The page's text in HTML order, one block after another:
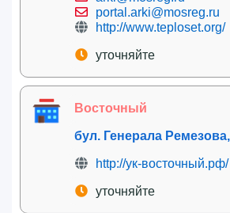
portal.arki@mosreg.ru
http://www.teploset.org/
уточняйте
Восточный
бул. Генерала
http://ук-восточный.рф/
уточняйте